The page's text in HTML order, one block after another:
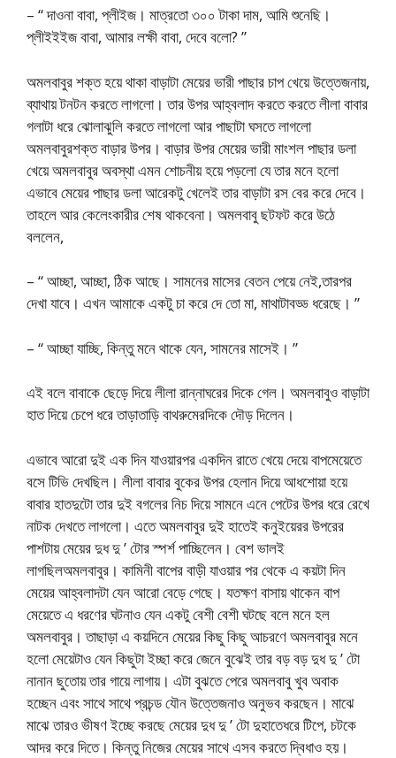
– “ দাওনা বাবা, প্লীইজ। মাত্রতো ৩০০ টাকা দাম, আমি শুনেছি।
প্লীইইইজ বাবা, আমার লক্ষী বাবা, দেবে বলো? ”
অমলবাবুর শক্ত হয়ে থাকা বাড়াটা মেয়ের ভারী পাছার চাপ খেয়ে উত্তেজনায়,
ব্যাথায় টনটন করতে লাগলো। তার উপর আহ্বলাদ করতে করতে লীলা বাবার
গলাটা ধরে ঝোলাঝুলি করতে লাগলো আর পাছাটা ঘসতে লাগলো
অমলবাবুরশক্ত বাড়ার উপর। বাড়ার উপর মেয়ের ভারী মাংশল পাছার ডলা
খেয়ে অমলবাবুর অবস্থা এমন শোচনীয় হয়ে পড়লো যে তার মনে হলো
এভাবে মেয়ের পাছার ডলা আরেকটু খেলেই তার বাড়াটা রস বের করে দেবে।
তাহলে আর কেলেংকারীর শেষ থাকবেনা। অমলবাবু ছটফট করে উঠে
বললেন,
– “ আচ্ছা, আচ্ছা, ঠিক আছে। সামনের মাসের বেতন পেয়ে নেই,তারপর
দেখা যাবে। এখন আমাকে একটু চা করে দে তো মা, মাথাটাবড্ড ধরেছে। ”
– “ আচ্ছা যাচ্ছি, কিন্তু মনে থাকে যেন, সামনের মাসেই। ”
এই বলে বাবাকে ছেড়ে দিয়ে লীলা রান্নাঘরের দিকে গেল। অমলবাবুও বাড়াটা
হাত দিয়ে চেপে ধরে তাড়াতাড়ি বাথরুমেরদিকে দৌড় দিলেন।
এভাবে আরো দুই এক দিন যাওয়ারপর একদিন রাতে খেয়ে দেয়ে বাপমেয়েতে
বসে টিভি দেখছিল। লীলা বাবার বুকের উপর হেলান দিয়ে আধশোয়া হয়ে
বাবার হাতদুটো তার দুই বগলের নিচ দিয়ে সামনে এনে পেটের উপর ধরে রেখে
নাটক দেখতে লাগলো। এতে অমলবাবুর দুই হাতেই কনুইয়েরর উপরের
পাশটায় মেয়ের দুধ দু ’ টোর স্পর্শ পাচ্ছিলেন। বেশ ভালই
লাগছিলঅমলবাবুর। কামিনী বাপের বাড়ী যাওয়ার পর থেকে এ কয়টা দিন
মেয়ের আহ্বলাদটা যেন আরো বেড়ে গেছে। যতক্ষণ বাসায় থাকেন বাপ
মেয়েতে এ ধরণের ঘটনাও যেন একটু বেশী বেশী ঘটছে বলে মনে হল
অমলবাবুর। তাছাড়া এ কয়দিনে মেয়ের কিছু কিছু আচরণে অমলবাবুর মনে
হলো মেয়েটাও যেন কিছুটা ইচ্ছা করে জেনে বুঝেই তার বড় বড় দুধ দু ’ টো
নানান ছুতোয় তার গায়ে লাগায়। এটা বুঝতে পেরে অমলবাবু খুব অবাক
হচ্ছেন এবং সাথে সাথে প্রচন্ড যৌন উত্তেজনাও অনুভব করছেন। মাঝে
মাঝে তারও ভীষণ ইচ্ছে করছে মেয়ের দুধ দু ’ টো দুহাতেধরে টিপে, চটকে
আদর করে দিতে। কিন্তু নিজের মেয়ের সাথে এসব করতে দ্বিধাও হয়।